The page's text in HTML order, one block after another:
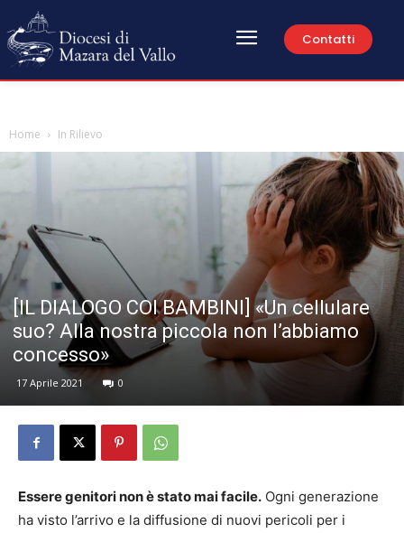
Contatti
Home In Rilievo
[IL DIALOGO COI BAMBINI] «Un cellulare
suo? Alla nostra piccola non l’abbiamo
concesso»
17 Aprile 2021 0
Essere genitori non è stato mai facile. Ogni generazione
ha visto l’arrivo e la diffusione di nuovi pericoli per i